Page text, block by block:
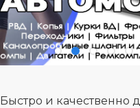
Быстро и качественно